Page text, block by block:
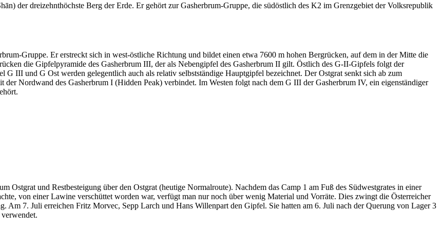
der dreizehnthöchste Berg der Erde. Er gehört zur Gasherbrum-Gruppe, die südöstlich des K2 im Grenzgebiet der Volksrepublik
Gruppe. Er erstreckt sich in west-östliche Richtung und bildet einen etwa 7600 m hohen Bergrücken, auf dem in der Mitte die
die Gipfelpyramide des Gasherbrum III, der als Nebengipfel des Gasherbrum II gilt. Östlich des G-II-Gipfels folgt der
III und G Ost werden gelegentlich auch als relativ selbstständige Hauptgipfel bezeichnet. Der Ostgrat senkt sich ab zum
der Nordwand des Gasherbrum I (Hidden Peak) verbindet. Im Westen folgt nach dem G III der Gasherbrum IV, ein eigenständiger
Ostgrat und Restbesteigung über den Ostgrat (heutige Normalroute). Nachdem das Camp 1 am Fuß des Südwestgrates in einer
von einer Lawine verschüttet worden war, verfügt man nur noch über wenig Material und Vorräte. Dies zwingt die Österreicher
Am 7. Juli erreichen Fritz Morvec, Sepp Larch und Hans Willenpart den Gipfel. Sie hatten am 6. Juli nach der Querung von Lager 3